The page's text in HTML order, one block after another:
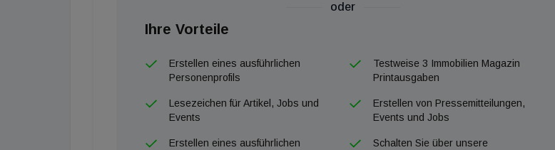
oder
Ihre Vorteile
Erstellen eines ausführlichen
Personenprofils
Testweise 3 Immobilien Magazin
Printausgaben
Lesezeichen für Artikel, Jobs und
Events
Erstellen von Pressemitteilungen,
Events und Jobs
Erstellen eines ausführlichen
Schalten Sie über unsere